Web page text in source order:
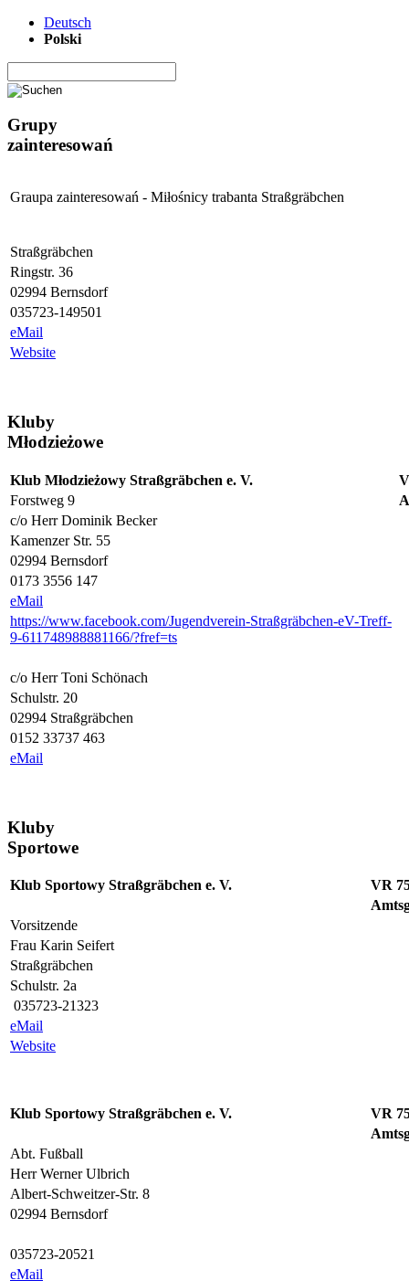
Deutsch
Polski
Grupy
zainteresowań
Graupa zainteresowań - Miłośnicy trabanta Straßgräbchen
Straßgräbchen
Ringstr. 36
02994 Bernsdorf
035723-149501
eMail
Website
Kluby
Młodzieżowe
Klub Młodzieżowy Straßgräbchen e. V.
Forstweg 9
c/o Herr Dominik Becker
Kamenzer Str. 55
02994 Bernsdorf
0173 3556 147
eMail
https://www.facebook.com/Jugendverein-Straßgräbchen-eV-Treff-
9-611748988881166/?fref=ts
c/o Herr Toni Schönach
Schulstr. 20
02994 Straßgräbchen
0152 33737 463
eMail
Kluby
Sportowe
Klub Sportowy Straßgräbchen e. V.
VR
Vorsitzende
Frau Karin Seifert
Straßgräbchen
Schulstr. 2a
035723-21323
eMail
Website
Klub Sportowy Straßgräbchen e. V.
VR
Abt. Fußball
Herr Werner Ulbrich
Albert-Schweitzer-Str. 8
02994 Bernsdorf
035723-20521
eMail